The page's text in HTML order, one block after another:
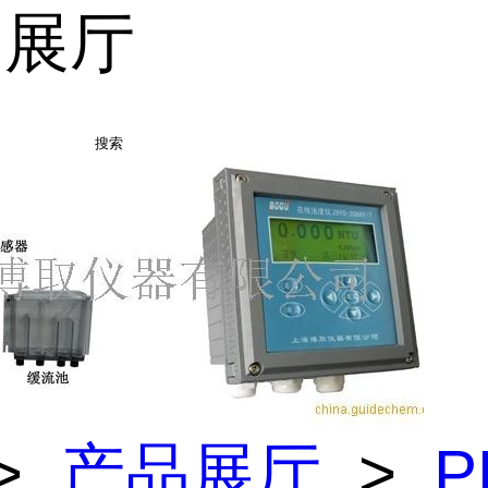
厅
搜索
产品展厅 >